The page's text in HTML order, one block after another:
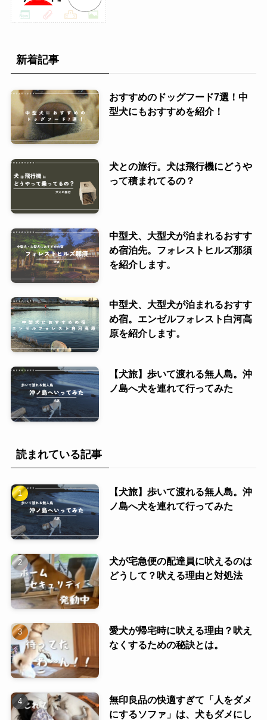
新着記事
おすすめのドッグフード7選！中
型犬にもおすすめを紹介！
犬との旅行。犬は飛行機にどうや
って積まれてるの？
中型犬、大型犬が泊まれるおすす
め宿泊先。フォレストヒルズ那須
を紹介します。
中型犬、大型犬が泊まれるおすす
め宿。エンゼルフォレスト白河高
原を紹介します。
【犬旅】歩いて渡れる無人島。沖
ノ島へ犬を連れて行ってみた
読まれている記事
【犬旅】歩いて渡れる無人島。沖
ノ島へ犬を連れて行ってみた
犬が宅急便の配達員に吠えるのは
どうして？吠える理由と対処法
愛犬が帰宅時に吠える理由？吠え
なくするための秘訣とは。
無印良品の快適すぎて「人をダメ
にするソファ」は、犬もダメにし